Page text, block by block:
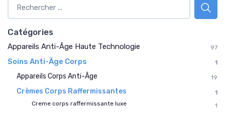
Catégories
Appareils Anti-Âge Haute Technologie 97
Soins Anti-Âge Corps 1
Appareils Corps Anti-Âge 19
Crèmes Corps Raffermissantes
1
Creme corps raffermissante luxe
1